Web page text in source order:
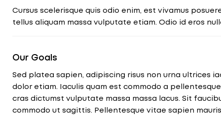
Cursus scelerisque quis odio enim, est vivamus
tellus aliquam massa vulputate etiam. Odio id eros
Our Goals
Sed platea sapien, adipiscing risus non urna ultrices
dolor etiam. Iaculis quam est commodo a
cras dictumst vulputate massa massa lacus. Sit
commodo ut sagittis. Pellentesque vitae sapien